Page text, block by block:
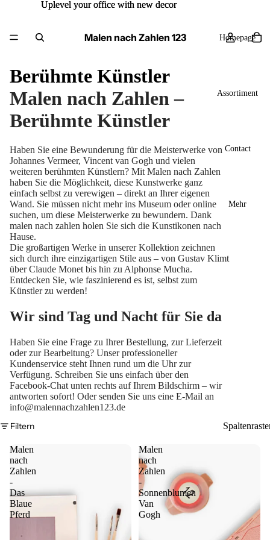
Uplevel your office with new decor
Uplevel your office with new decor
Malen nach Zahlen 123 Homepage
Assortiment
Contact
Mehr
Berühmte Künstler
Malen nach Zahlen –
Berühmte Künstler
Haben Sie eine Bewunderung für die Meisterwerke von
Johannes Vermeer, Vincent van Gogh und vielen
weiteren berühmten Künstlern? Mit Malen nach Zahlen
haben Sie die Möglichkeit, diese Kunstwerke ganz
einfach selbst zu verewigen – direkt an Ihrer eigenen
Wand. Sie müssen nicht mehr ins Museum oder online
suchen, um diese Meisterwerke zu bewundern. Dank
malen nach zahlen holen Sie sich die Kunstikonen nach
Hause.
Die großartigen Werke in unserer Kollektion zeichnen
sich durch ihre einzigartigen Stile aus – von Gustav Klimt
über Claude Monet bis hin zu Alphonse Mucha.
Entdecken Sie, wie faszinierend es ist, selbst zum
Künstler zu werden!
Wir sind Tag und Nacht für Sie da
Haben Sie eine Frage zu Ihrer Bestellung, zur Lieferzeit
oder zur Bearbeitung? Unser professioneller
Kundenservice steht Ihnen rund um die Uhr zur
Verfügung. Schreiben Sie uns einfach über den
Facebook-Chat unten rechts auf Ihrem Bildschirm – wir
antworten sofort! Oder senden Sie uns eine E-Mail an
info@malennachzahlen123.de
Filtern
Malen
nach
Zahlen
-
Das
Blaue
Pferd
Malen
nach
Zahlen
-
Sonnenblumen
Van
Gogh